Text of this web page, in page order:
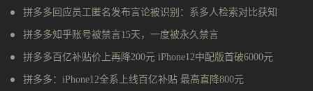
拼多多回应员工匿名发布言论被识别：系多人检索对比获知
拼多多知乎账号被禁言15天，一度被永久禁言
拼多多百亿补贴价上再降200元 iPhone12中配版首破6000元
拼多多：iPhone12全系上线百亿补贴 最高直降800元